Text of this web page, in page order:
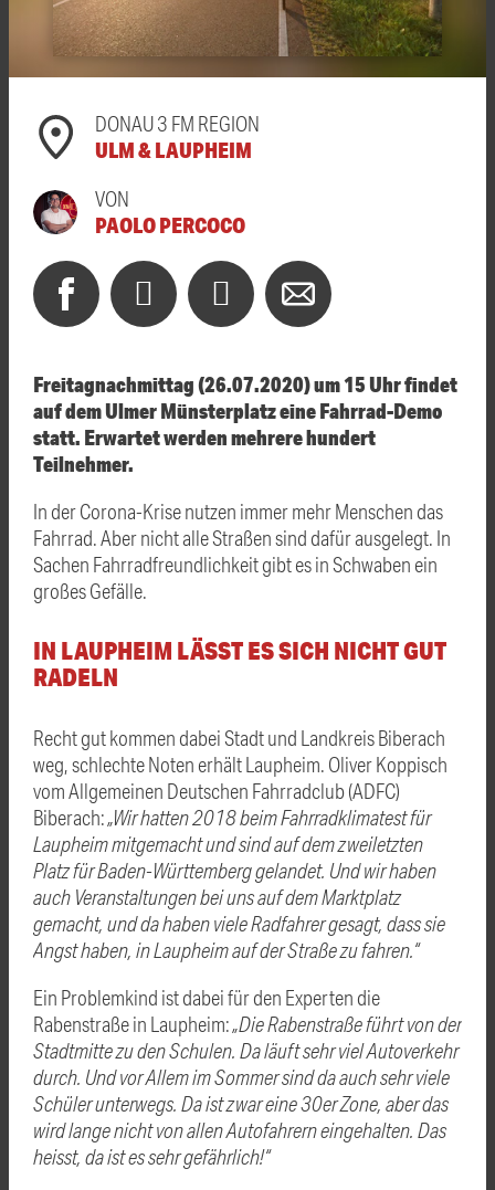
DONAU 3 FM REGION
ULM & LAUPHEIM
VON
PAOLO PERCOCO
Freitagnachmittag (26.07.2020) um 15 Uhr findet
auf dem Ulmer Münsterplatz eine Fahrrad-Demo
statt. Erwartet werden mehrere hundert
Teilnehmer.
In der Corona-Krise nutzen immer mehr Menschen das
Fahrrad. Aber nicht alle Straßen sind dafür ausgelegt. In
Sachen Fahrradfreundlichkeit gibt es in Schwaben ein
großes Gefälle.
IN LAUPHEIM LÄSST ES SICH NICHT GUT
RADELN
Recht gut kommen dabei Stadt und Landkreis Biberach
weg, schlechte Noten erhält Laupheim. Oliver Koppisch
vom Allgemeinen Deutschen Fahrradclub (ADFC)
Biberach:„Wir hatten 2018 beim Fahrradklimatest für
Laupheim mitgemacht und sind auf dem zweiletzten
Platz für Baden-Württemberg gelandet. Und wir haben
auch Veranstaltungen bei uns auf dem Marktplatz
gemacht, und da haben viele Radfahrer gesagt, dass sie
Angst haben, in Laupheim auf der Straße zu fahren.“
Ein Problemkind ist dabei für den Experten die
Rabenstraße in Laupheim:„Die Rabenstraße führt von der
Stadtmitte zu den Schulen. Da läuft sehr viel Autoverkehr
durch. Und vor Allem im Sommer sind da auch sehr viele
Schüler unterwegs. Da ist zwar eine 30er Zone, aber das
wird lange nicht von allen Autofahrern eingehalten. Das
heisst, da ist es sehr gefährlich!“